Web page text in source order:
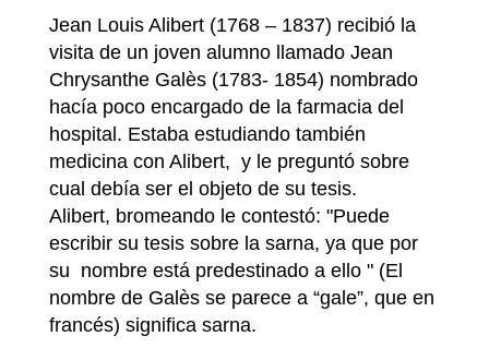
Jean Louis Alibert (1768 – 1837) recibió la
visita de un joven alumno llamado Jean
Chrysanthe Galès (1783- 1854) nombrado
hacía poco encargado de la farmacia del
hospital. Estaba estudiando también
medicina con Alibert, y le preguntó sobre
cual debía ser el objeto de su tesis.
Alibert, bromeando le contestó: "Puede
escribir su tesis sobre la sarna, ya que por
su nombre está predestinado a ello " (El
nombre de Galès se parece a “gale”, que en
francés) significa sarna.